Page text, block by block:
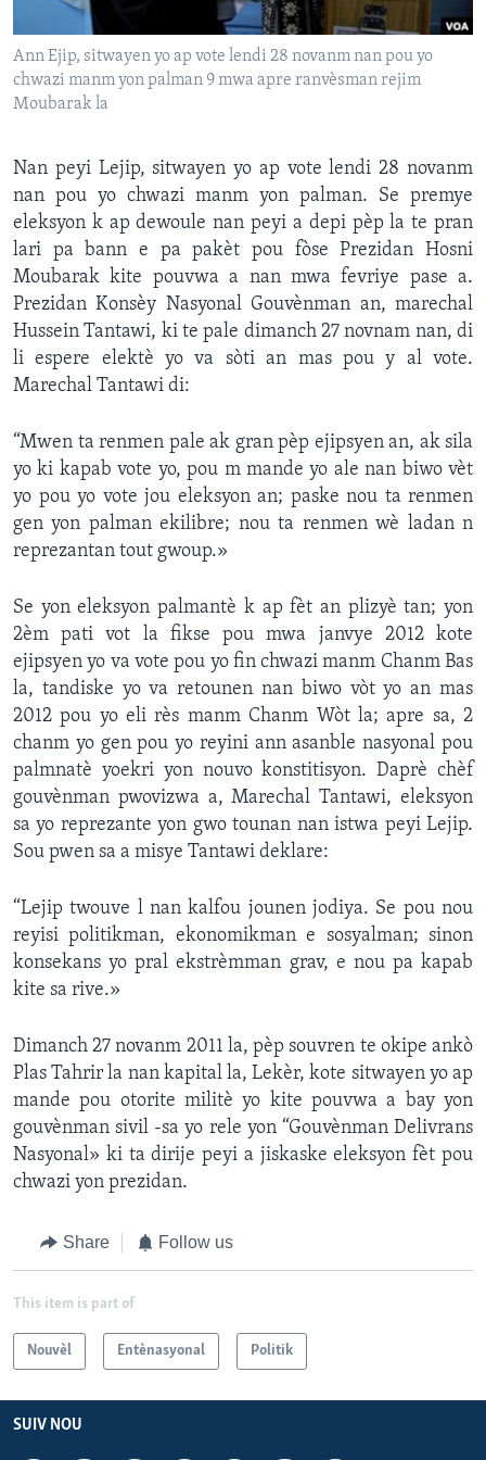
Ann Ejip, sitwayen yo ap vote lendi 28 novanm nan pou yo
chwazi manm yon palman 9 mwa apre ranvèsman rejim
Moubarak la
Nan peyi Lejip, sitwayen yo ap vote lendi 28 novanm
nan pou yo chwazi manm yon palman. Se premye
eleksyon k ap dewoule nan peyi a depi pèp la te pran
lari pa bann e pa pakèt pou fòse Prezidan Hosni
Moubarak kite pouvwa a nan mwa fevriye pase a.
Prezidan Konsèy Nasyonal Gouvènman an, marechal
Hussein Tantawi, ki te pale dimanch 27 novnam nan, di
li espere elektè yo va sòti an mas pou y al vote.
Marechal Tantawi di:
“Mwen ta renmen pale ak gran pèp ejipsyen an, ak sila
yo ki kapab vote yo, pou m mande yo ale nan biwo vèt
yo pou yo vote jou eleksyon an; paske nou ta renmen
gen yon palman ekilibre; nou ta renmen wè ladan n
reprezantan tout gwoup.»
Se yon eleksyon palmantè k ap fèt an plizyè tan; yon
2èm pati vot la fikse pou mwa janvye 2012 kote
ejipsyen yo va vote pou yo fin chwazi manm Chanm Bas
la, tandiske yo va retounen nan biwo vòt yo an mas
2012 pou yo eli rès manm Chanm Wòt la; apre sa, 2
chanm yo gen pou yo reyini ann asanble nasyonal pou
palmnatè yoekri yon nouvo konstitisyon. Daprè chèf
gouvènman pwovizwa a, Marechal Tantawi, eleksyon
sa yo reprezante yon gwo tounan nan istwa peyi Lejip.
Sou pwen sa a misye Tantawi deklare:
“Lejip twouve l nan kalfou jounen jodiya. Se pou nou
reyisi politikman, ekonomikman e sosyalman; sinon
konsekans yo pral ekstrèmman grav, e nou pa kapab
kite sa rive.»
Dimanch 27 novanm 2011 la, pèp souvren te okipe ankò
Plas Tahrir la nan kapital la, Lekèr, kote sitwayen yo ap
mande pou otorite militè yo kite pouvwa a bay yon
gouvènman sivil -sa yo rele yon “Gouvènman Delivrans
Nasyonal» ki ta dirije peyi a jiskaske eleksyon fèt pou
chwazi yon prezidan.
Share Follow us
This item is part of
Nouvèl Entènasyonal Politik
SUIV NOU